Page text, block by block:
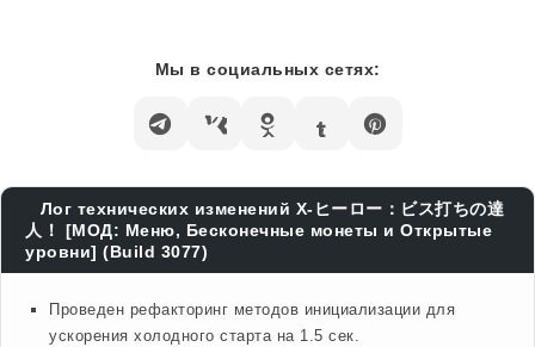
Мы в социальных сетях:
Лог технических изменений X-ヒーロー：ビス打ちの達
人！ [МОД: Меню, Бесконечные монеты и Открытые
уровни] (Build 3077)
Проведен рефакторинг методов инициализации для
ускорения холодного старта на 1.5 сек.